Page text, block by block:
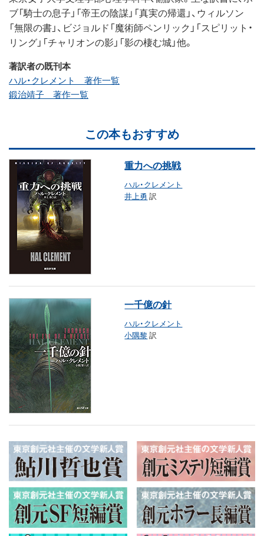
ブ「騎士の息子」「帝王の陰謀」「真実の帰還」、ウィルソン
「無限の書」、ビジョルド「魔術師ペンリック」「スピリット・
リング」「チャリオンの影」「影の棲む城」他。
著訳者の既刊本
ハル・クレメント 著作一覧
鍛治靖子 著作一覧
この本もおすすめ
重力への挑戦
ハル・クレメント
井上勇 訳
一千億の針
ハル・クレメント
小隅黎 訳